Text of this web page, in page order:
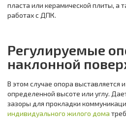
пласта или керамической плиты, а
работах с ДПК.
Регулируемые
наклонной
В этом случае опора выставляется
определенной высоте или углу.
зазоры для прокладки
индивидуального жилого дома